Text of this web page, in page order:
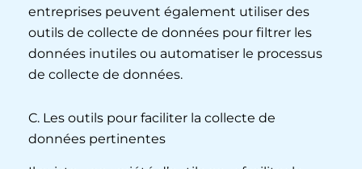
entreprises peuvent également utiliser des
outils de collecte de données pour filtrer les
données inutiles ou automatiser le processus
de collecte de données.
C. Les outils pour faciliter la collecte de
données pertinentes